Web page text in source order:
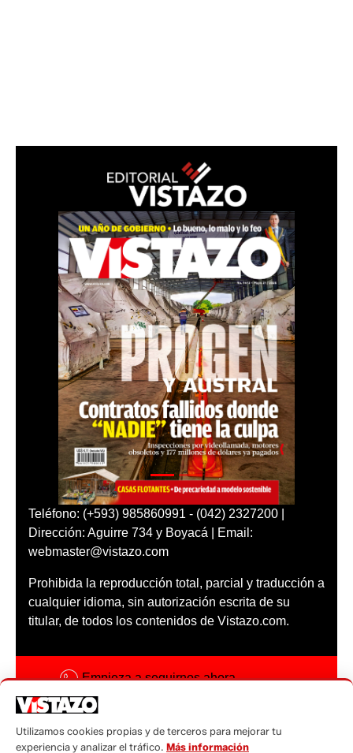
Teléfono: (+593) 985860991 - (042) 2327200 |
Dirección: Aguirre 734 y Boyacá | Email:
webmaster@vistazo.com
Prohibida la reproducción total, parcial y traducción a
cualquier idioma, sin autorización escrita de su
titular, de todos los contenidos de Vistazo.com.
Empieza a seguirnos ahora
Código ética
Utilizamos cookies propias y de terceros para mejorar tu
experiencia y analizar el tráfico. Más información